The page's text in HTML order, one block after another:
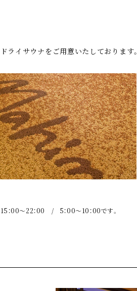
ライサウナをご用意いたしております。
：00～22：00 / 5：00～10：00です。